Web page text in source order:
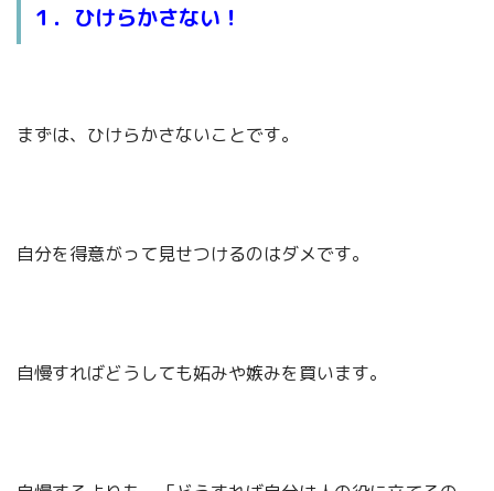
１．ひけらかさない！
まずは、ひけらかさないことです。
自分を得意がって見せつけるのはダメです。
自慢すればどうしても妬みや嫉みを買います。